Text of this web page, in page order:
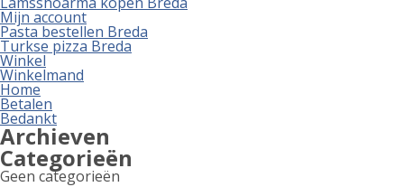
Mijn account
Pasta bestellen Breda
Turkse pizza Breda
Winkel
Winkelmand
Home
Betalen
Bedankt
Archieven
Categorieën
Geen categorieën